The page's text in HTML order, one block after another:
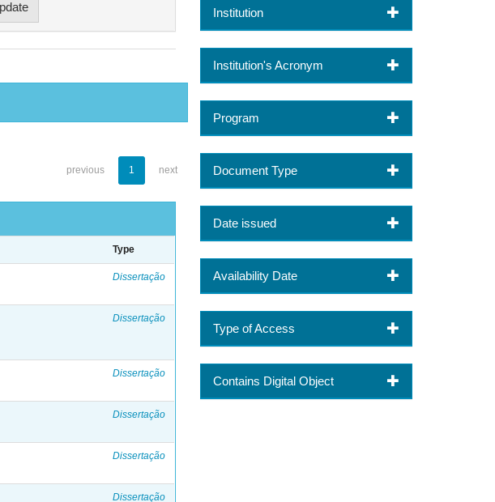
previous 1 next
Type
Dissertação
Dissertação
Dissertação
Dissertação
Dissertação
Dissertação
Institution
Institution's Acronym
Program
Document Type
Date issued
Availability Date
Type of Access
Contains Digital Object